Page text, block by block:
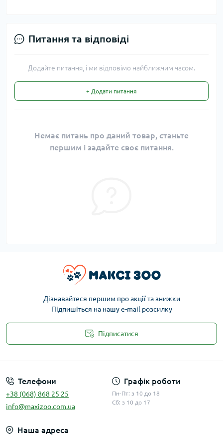
Питання та відповіді
Додайте питання, і ми відповімо найближчим часом.
+ Додати питання
Немає питань про даний товар, станьте
першим і задайте своє питання.
Дізнавайтеся першим про акції та знижки
Підпишіться на нашу e-mail розсилку
Підписатися
Телефони
+38 (068) 868 25 25
info@maxizoo.com.ua
Графік роботи
Пн-Пт: з 10 до 18
Сб: з 10 до 17
Наша адреса